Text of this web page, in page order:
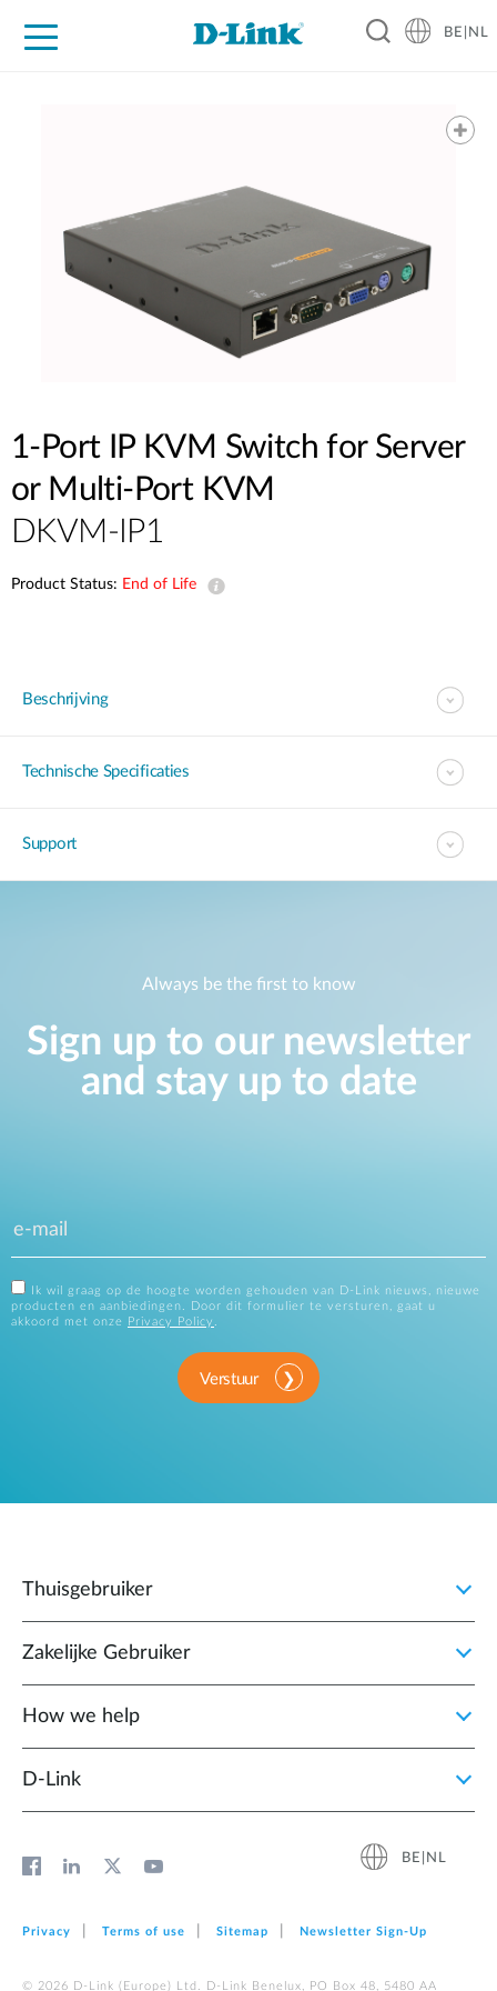
BE|NL
1-Port IP KVM Switch for Server
or Multi-Port KVM
DKVM-IP1
Product Status: End of Life
Beschrijving
Technische Specificaties
Support
Always be the first to know
Sign up to our newsletter
and stay up to date
Ik wil graag op de hoogte worden gehouden van D-Link nieuws, nieuwe
producten en aanbiedingen. Door dit formulier te versturen, gaat u
akkoord met onze
Privacy Policy .
Verstuur
Thuisgebruiker
Zakelijke Gebruiker
How we help
D‑Link
BE|NL
Privacy Terms of use Sitemap Newsletter Sign‑Up
© 2026 D‑Link (Europe) Ltd. D-Link Benelux, PO Box 48, 5480 AA